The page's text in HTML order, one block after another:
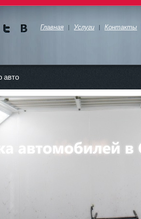
Главная Услуги Контакты
авто